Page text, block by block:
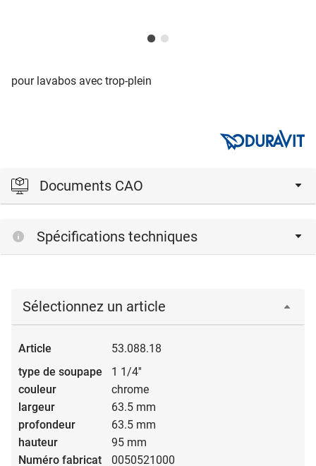
pour lavabos avec trop-plein
Documents CAO
fichiers CAD.
Spécifications techniques
Sélectionnez un article
53.088.18
1 1/4''
chrome
63.5 mm
63.5 mm
95 mm
0050521000